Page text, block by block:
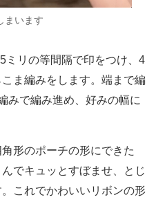
まいます
リの等間隔で印をつけ、4
ま編みをします。端まで編
みで編み進め、好みの幅に
形のポーチの形にできた
でキュッとすぼませ、とじ
これでかわいいリボンの形